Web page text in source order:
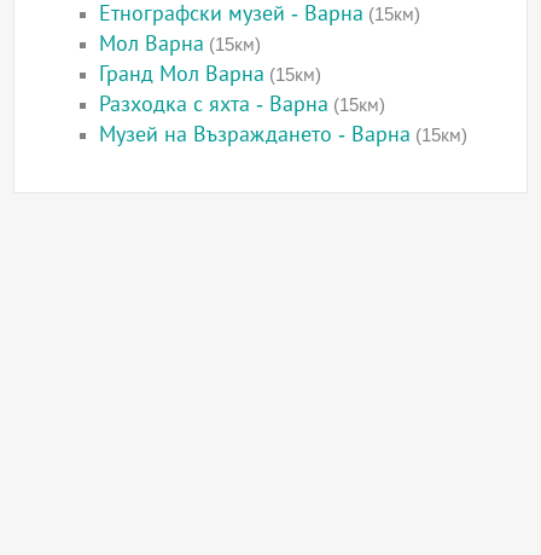
Етнографски музей - Варна (15км)
Мол Варна (15км)
Гранд Мол Варна (15км)
Разходка с яхта - Варна (15км)
Музей на Възраждането - Варна (15км)